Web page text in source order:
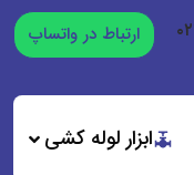
ارتباط در واتساپ
ابزار لوله کشی